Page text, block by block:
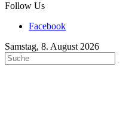
Follow Us
Facebook
Samstag, 8. August 2026